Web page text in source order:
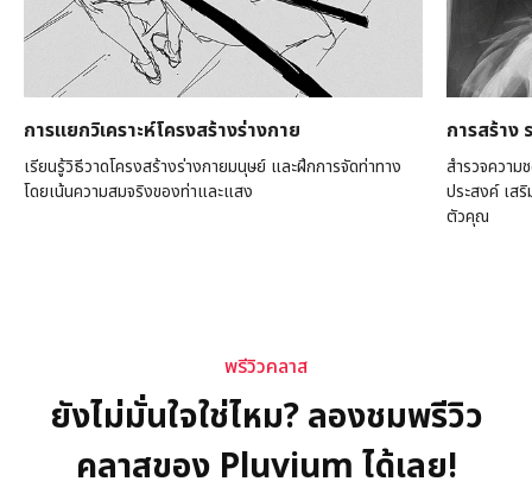
การแยกวิเคราะห์โครงสร้างร่างกาย
เรียนรู้วิธีวาดโครงสร้างร่างกายมนุษย์ และฝึกการจัดท่าทาง
โดยเน้นความสมจริงของท่าและแสง
การสร้า
สำรวจควา
ประสงค์ เส
ตัวคุณ
พรีวิวคลาส
ยังไม่มั่นใจใช่ไหม? ลองชมพรีวิว
คลาสของ Pluvium ได้เลย!